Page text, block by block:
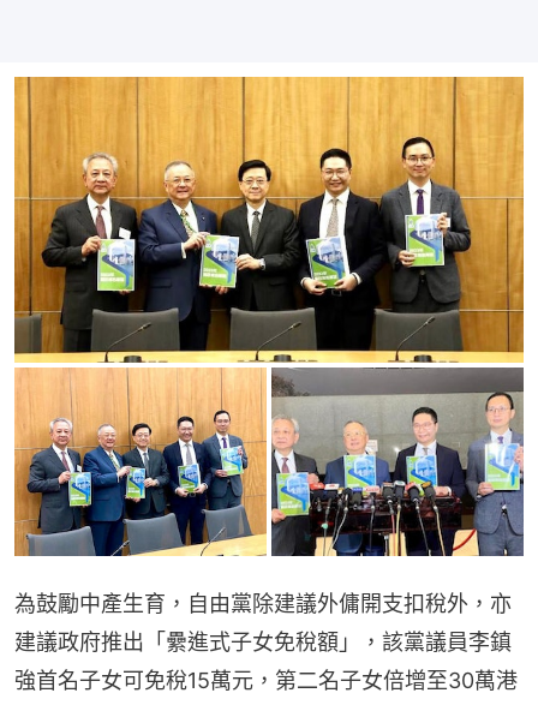
為鼓勵中產生育，自由黨除建議外傭開支扣稅外，亦
建議政府推出「纍進式子女免稅額」，該黨議員李鎮
強首名子女可免稅15萬元，第二名子女倍增至30萬港